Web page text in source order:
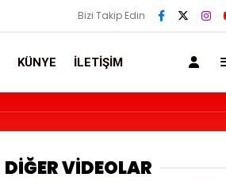
Bizi Takip Edin
KÜNYE İLETIŞIM
DİĞER VİDEOLAR